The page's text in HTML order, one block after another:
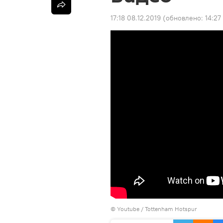
17:18 08.12.2019 (обновлено: 14:27
© Youtube / Tottenham Hotspur